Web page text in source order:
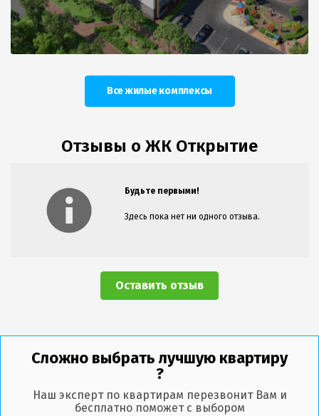
Все жилые комплексы
Отзывы о ЖК Открытие
Будьте первыми!
Здесь пока нет ни одного отзыва.
Оставить отзыв
Сложно выбрать лучшую квартиру
?
Наш эксперт по квартирам перезвонит Вам и
бесплатно поможет с выбором